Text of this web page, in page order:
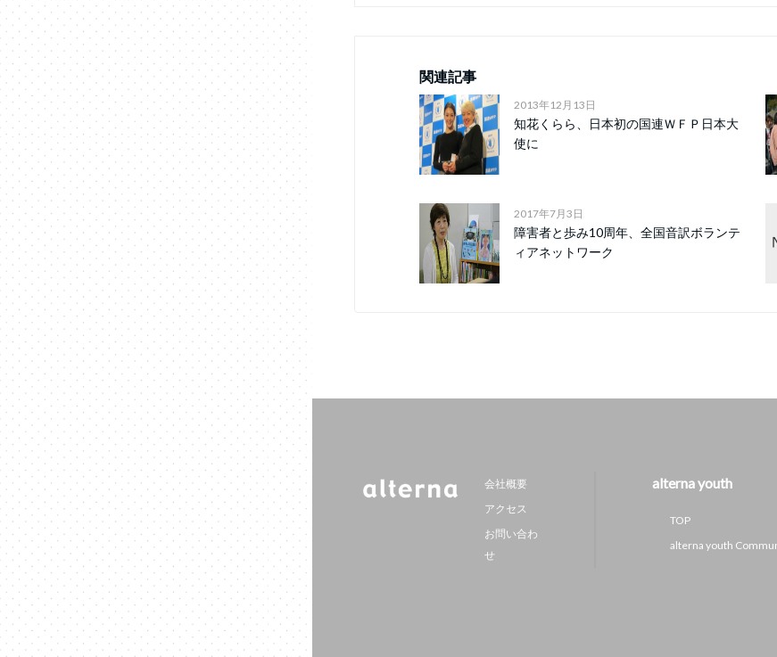
関連記事
2013年12月13日
知花くらら、日本初の国連ＷＦＰ日本大
使に
2017年7月3日
障害者と歩み10周年、全国音訳ボランテ
ィアネットワーク
会社概要
アクセス
お問い合わ
せ
alterna youth
TOP
alterna youth